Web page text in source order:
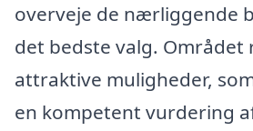
overveje de nærliggende
det bedste valg. Området
attraktive muligheder,
en kompetent vurdering